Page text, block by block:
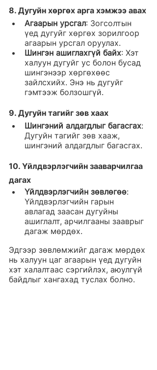
8. Дугуйн хөргөх арга хэмжээ авах
Агаарын урсгал: Зогсолтын
үед дугуйг хөргөх зорилгоор
агаарын урсгал оруулах.
Шингэн ашиглахгүй байх: Хэт
халуун дугуйг ус болон бусад
шингэнээр хөргөхөөс
зайлсхийх. Энэ нь дугуйг
гэмтээж болзошгүй.
9. Дугуйн тагийг зөв хаах
Шингэний алдагдлыг багасгах:
Дугуйн тагийг зөв хааж,
шингэний алдагдлыг багасгах.
10. Үйлдвэрлэгчийн зааварчилгаа
дагах
Үйлдвэрлэгчийн зөвлөгөө:
Үйлдвэрлэгчийн гарын
авлагад заасан дугуйны
ашиглалт, арчилгааны зааврыг
дагаж мөрдөх.
Эдгээр зөвлөмжийг дагаж мөрдөх
нь халуун цаг агаарын үед дугуйн
хэт халалтаас сэргийлэх, аюулгүй
байдлыг хангахад туслах болно.